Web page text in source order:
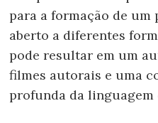
para a formação de
aberto a diferentes
pode resultar em um
filmes autorais e uma
profunda da linguagem